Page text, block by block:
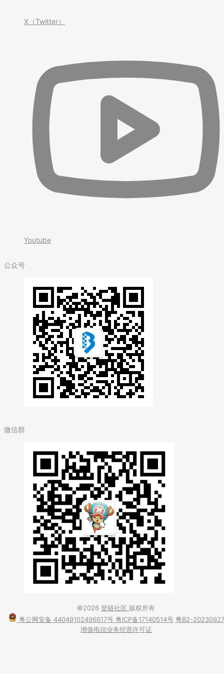
X（Twitter）
Youtube
公众号
微信群
©2026 登链社区 版权所有
粤公网安备 44049102496617号 粤ICP备17140514号 粤B2-20230927
增值电信业务经营许可证